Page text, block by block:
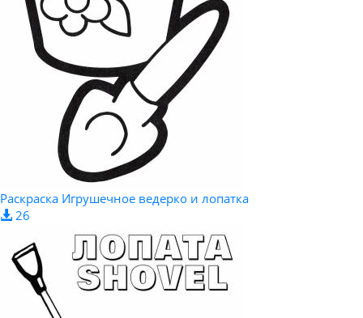
Раскраска Игрушечное ведерко и лопатка
26